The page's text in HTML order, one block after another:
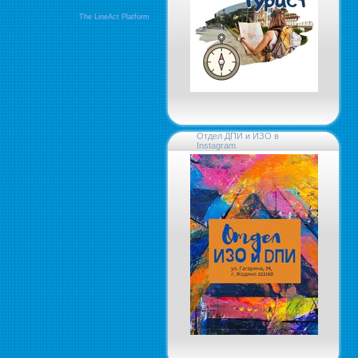
The LineAct Platform
Отдел ДПИ и ИЗО в
Instagram